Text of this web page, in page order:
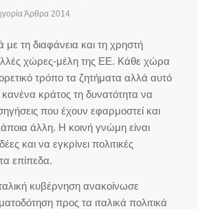
Άρθρα 2014
με τη διαφάνεια και τη χρηστή
χώρες-μέλη της ΕΕ. Κάθε χώρα
τρόπο τα ζητήματα αλλά αυτό
κράτος τη δυνατότητα να
που έχουν εφαρμοστεί και
άλλη. Η κοινή γνώμη είναι
και να εγκρίνει πολιτικές
επίπεδα.
κυβέρνηση ανακοίνωσε
προς τα ιταλικά πολιτικά